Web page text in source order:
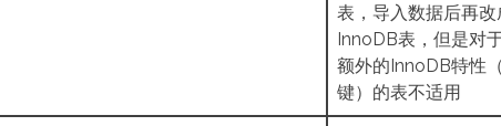
表，导入数据后再改
InnoDB表，但是对
额外的InnoDB特性
键）的表不适用